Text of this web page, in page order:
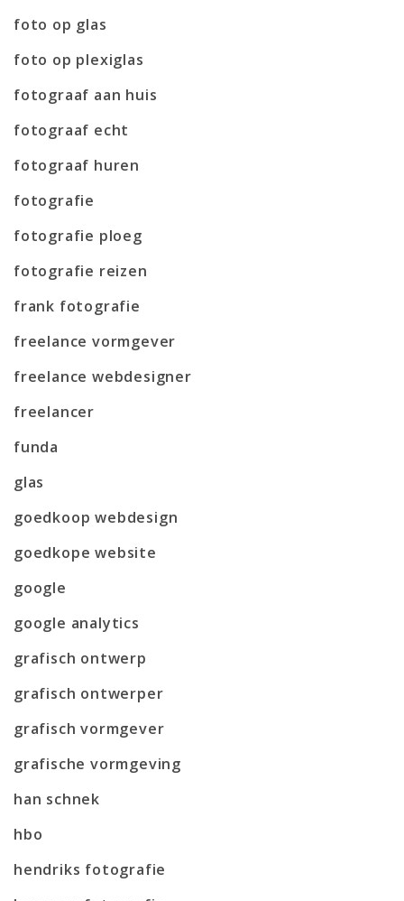
foto op glas
foto op plexiglas
fotograaf aan huis
fotograaf echt
fotograaf huren
fotografie
fotografie ploeg
fotografie reizen
frank fotografie
freelance vormgever
freelance webdesigner
freelancer
funda
glas
goedkoop webdesign
goedkope website
google
google analytics
grafisch ontwerp
grafisch ontwerper
grafisch vormgever
grafische vormgeving
han schnek
hbo
hendriks fotografie